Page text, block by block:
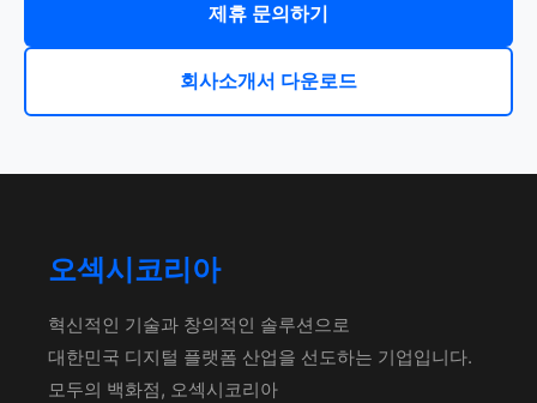
제휴 문의하기
회사소개서 다운로드
오섹시코리아
혁신적인 기술과 창의적인 솔루션으로
대한민국 디지털 플랫폼 산업을 선도하는 기업입니다.
모두의 백화점, 오섹시코리아